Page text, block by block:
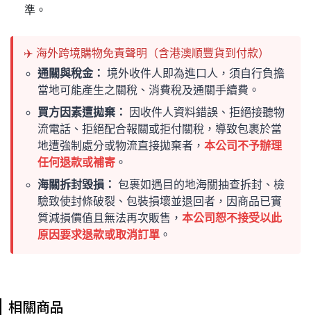
準。
✈️ 海外跨境購物免責聲明（含港澳順豐貨到付款）
通關與稅金： 境外收件人即為進口人，須自行負擔
當地可能產生之關稅、消費稅及通關手續費。
買方因素遭拋棄：
因收件人資料錯誤、拒絕接聽物
流電話、拒絕配合報關或拒付關稅，導致包裹於當
地遭強制處分或物流直接拋棄者， 本公司不予辦理
任何退款或補寄 。
海關拆封毀損： 包裹如遇目的地海關抽查拆封、檢
驗致使封條破裂、包裝損壞並退回者，因商品已實
質減損價值且無法再次販售， 本公司恕不接受以此
原因要求退款或取消訂單 。
相關商品